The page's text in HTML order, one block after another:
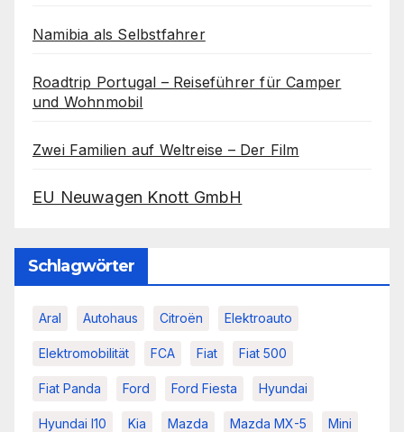
Namibia als Selbstfahrer
Roadtrip Portugal – Reiseführer für Camper
und Wohnmobil
Zwei Familien auf Weltreise – Der Film
EU Neuwagen Knott GmbH
Schlagwörter
Aral Autohaus Citroën Elektroauto
Elektromobilität FCA Fiat Fiat 500
Fiat Panda Ford Ford Fiesta Hyundai
Hyundai I10 Kia Mazda Mazda MX-5 Mini